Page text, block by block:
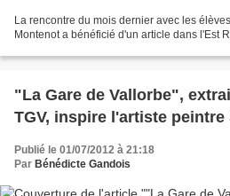
La rencontre du mois dernier avec les
Montenot a bénéficié d'un article dans l'Est
"La Gare de Vallorbe",
TGV, inspire l'artiste
Publié le 01/07/2012 à 21:18
Par Bénédicte Gandois